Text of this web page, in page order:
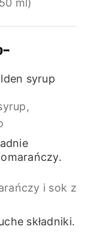
ml)
syrup
i sok z
składniki.